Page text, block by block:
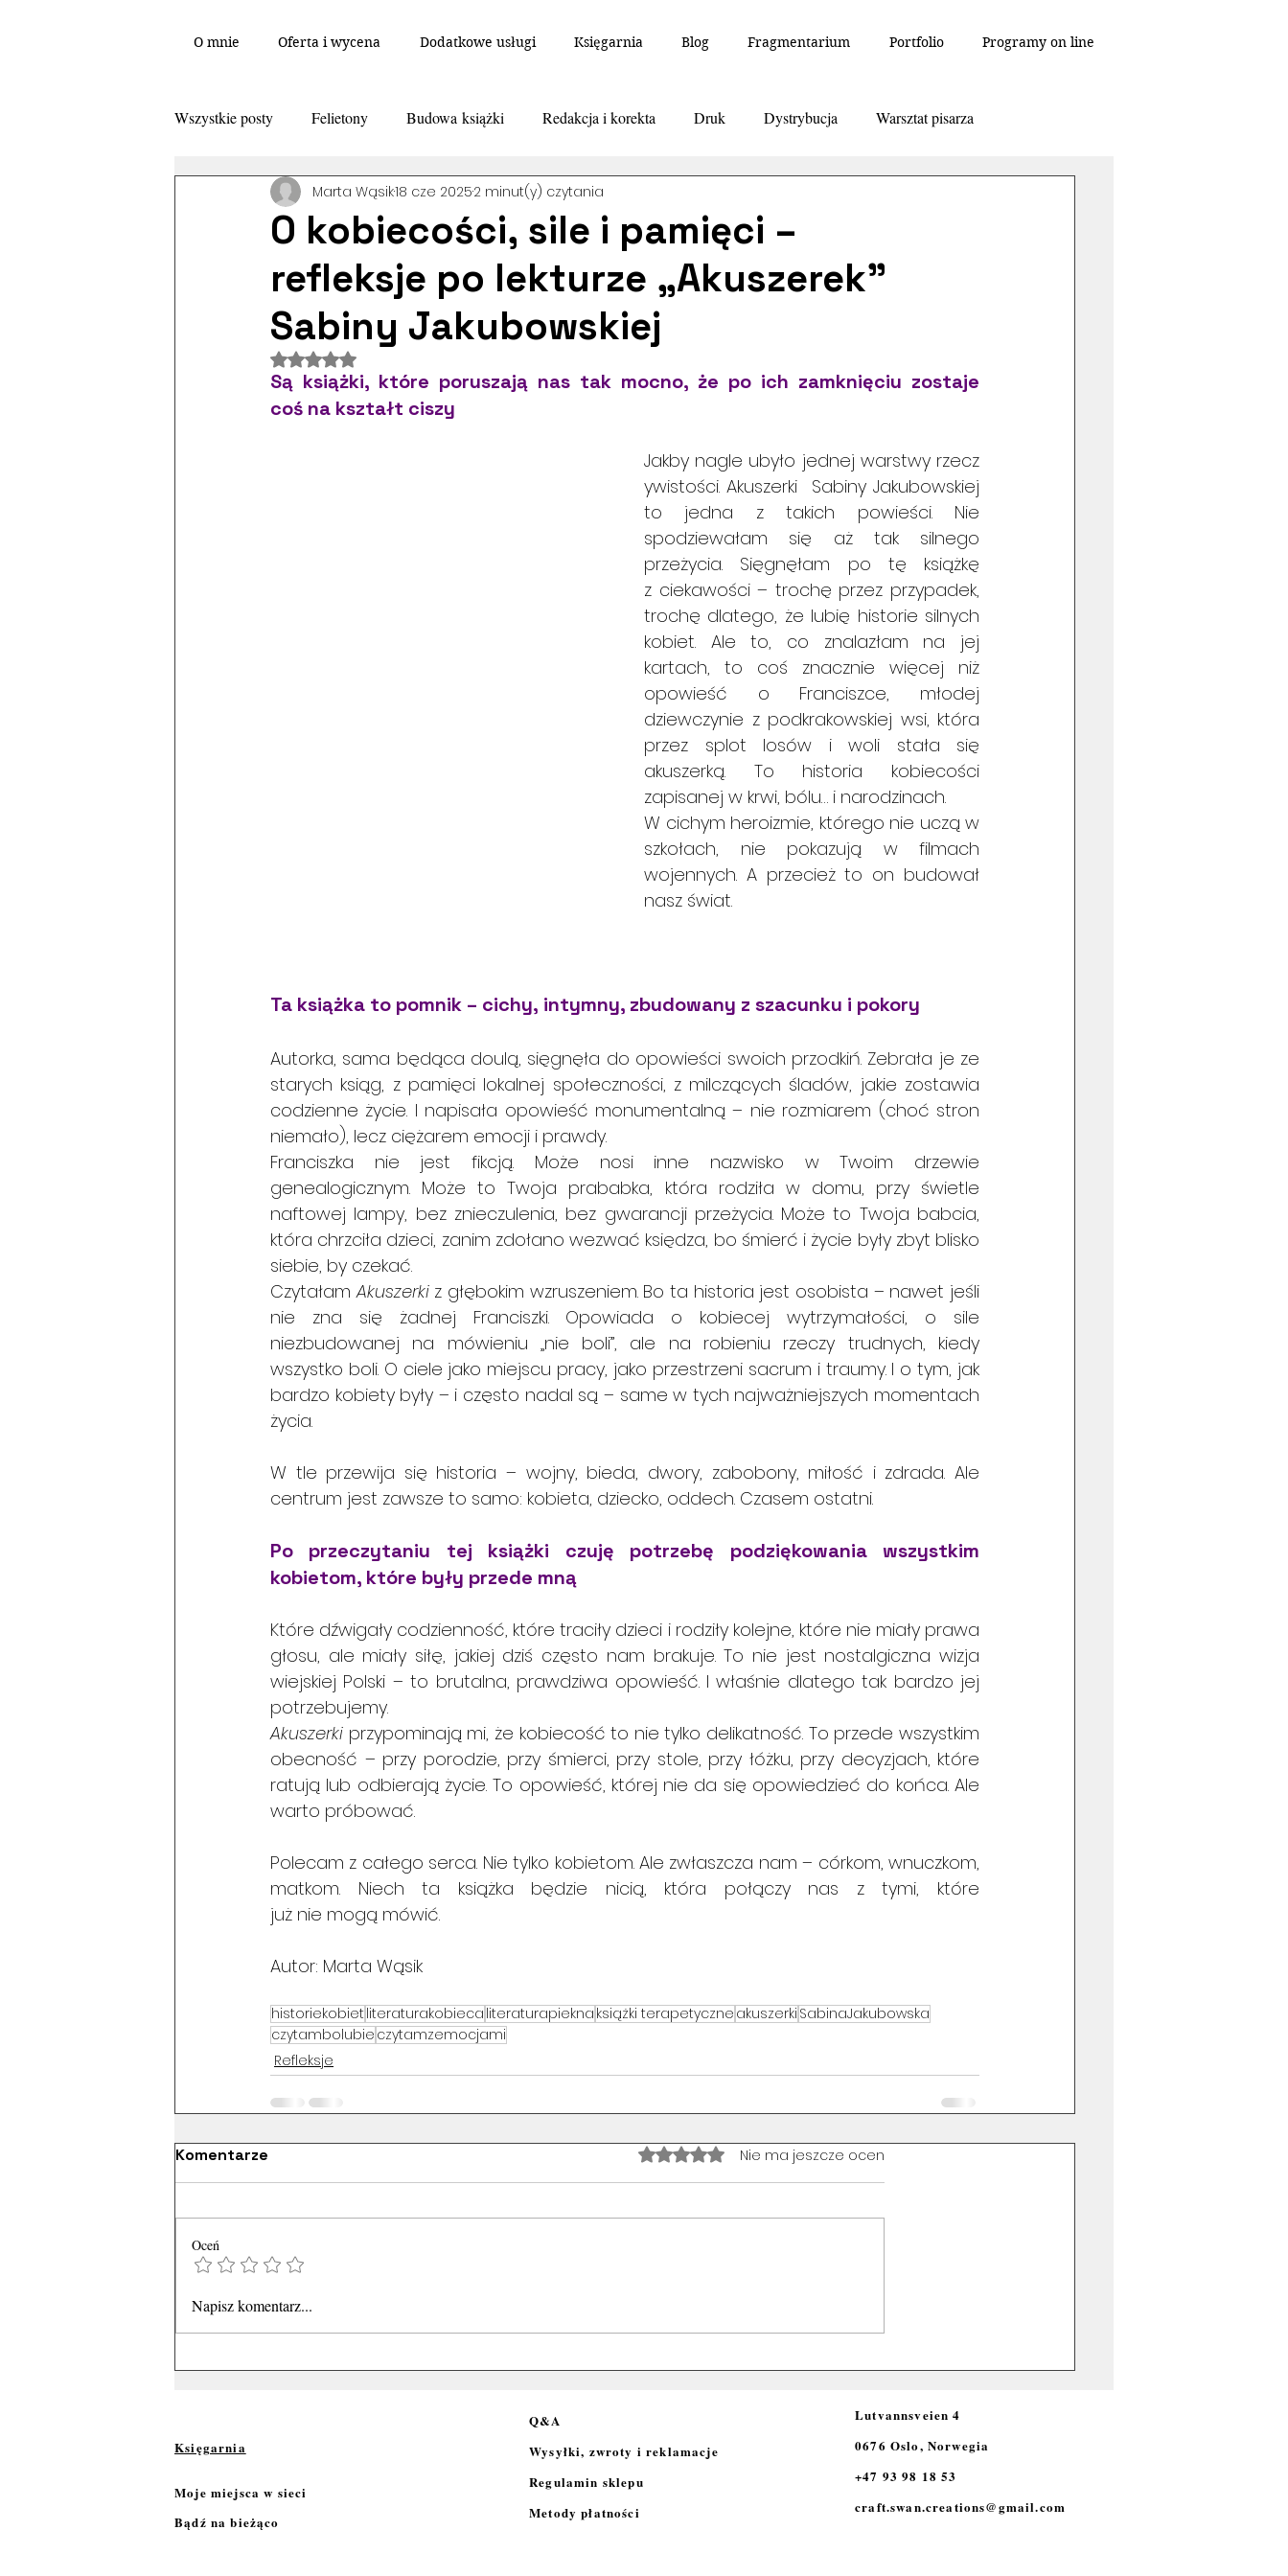
O mnie Oferta i wycena Dodatkowe usługi Księgarnia Blog Fragmentarium Portfolio Programy on line
Wszystkie posty Felietony Budowa książki Redakcja i korekta Druk Dystrybucja Warsztat pisarza
Marketing Wieczorowo o pisaniu i książkach Ciekawostki
"Fragmentarium" listopad 2025 "Fragmentarium" styczeń 2026 Inne artykuł Opowiadanie
Science Wierd fantasy Poezja
O kobiecości, sile i pamięci –
refleksje po lekturze „Akuszerek”
Sabiny Jakubowskiej
Marta Wąsik18 cze 20252 minut(y) czytania
Oceniono na NaN z 5 gwiazdek.
Są książki, które poruszają nas tak mocno, że po ich zamknięciu zostaje
coś na kształt ciszy
Jakby nagle ubyło jednej warstwy rzecz
ywistości. Akuszerki  Sabiny Jakubowskiej
to jedna z takich powieści. Nie
spodziewałam się aż tak silnego
przeżycia. Sięgnęłam po tę książkę
z ciekawości – trochę przez przypadek,
trochę dlatego, że lubię historie silnych
kobiet. Ale to, co znalazłam na jej
kartach, to coś znacznie więcej niż
opowieść o Franciszce, młodej
dziewczynie z podkrakowskiej wsi, która
przez splot losów i woli stała się
akuszerką. To historia kobiecości
zapisanej w krwi, bólu… i narodzinach.
W cichym heroizmie, którego nie uczą w
szkołach, nie pokazują w filmach
wojennych. A przecież to on budował
nasz świat.
Ta książka to pomnik – cichy, intymny, zbudowany z szacunku i pokory
Autorka, sama będąca doulą, sięgnęła do opowieści swoich przodkiń. Zebrała je ze
starych ksiąg, z pamięci lokalnej społeczności, z milczących śladów, jakie zostawia
codzienne życie. I napisała opowieść monumentalną – nie rozmiarem (choć stron
niemało), lecz ciężarem emocji i prawdy.
Franciszka nie jest fikcją. Może nosi inne nazwisko w Twoim drzewie
genealogicznym. Może to Twoja prababka, która rodziła w domu, przy świetle
naftowej lampy, bez znieczulenia, bez gwarancji przeżycia. Może to Twoja babcia,
która chrzciła dzieci, zanim zdołano wezwać księdza, bo śmierć i życie były zbyt blisko
siebie, by czekać.
Czytałam Akuszerki z głębokim wzruszeniem. Bo ta historia jest osobista – nawet jeśli
nie zna się żadnej Franciszki. Opowiada o kobiecej wytrzymałości, o sile
niezbudowanej na mówieniu „nie boli”, ale na robieniu rzeczy trudnych, kiedy
wszystko boli. O ciele jako miejscu pracy, jako przestrzeni sacrum i traumy. I o tym, jak
bardzo kobiety były – i często nadal są – same w tych najważniejszych momentach
życia.
W tle przewija się historia – wojny, bieda, dwory, zabobony, miłość i zdrada. Ale
centrum jest zawsze to samo: kobieta, dziecko, oddech. Czasem ostatni.
Po przeczytaniu tej książki czuję potrzebę podziękowania wszystkim
kobietom, które były przede mną
Które dźwigały codzienność, które traciły dzieci i rodziły kolejne, które nie miały prawa
głosu, ale miały siłę, jakiej dziś często nam brakuje. To nie jest nostalgiczna wizja
wiejskiej Polski – to brutalna, prawdziwa opowieść. I właśnie dlatego tak bardzo jej
potrzebujemy.
Akuszerki przypominają mi, że kobiecość to nie tylko delikatność. To przede wszystkim
obecność – przy porodzie, przy śmierci, przy stole, przy łóżku, przy decyzjach, które
ratują lub odbierają życie. To opowieść, której nie da się opowiedzieć do końca. Ale
warto próbować.
Polecam z całego serca. Nie tylko kobietom. Ale zwłaszcza nam – córkom, wnuczkom,
matkom. Niech ta książka będzie nicią, która połączy nas z tymi, które
już nie mogą mówić.
Autor: Marta Wąsik
historiekobiet literaturakobieca literaturapiekna książki terapetyczne akuszerki SabinaJakubowska
czytambolubie czytamzemocjami
Refleksje
Komentarze Oceniono na 0 z 5 gwiazdek.
Nie ma jeszcze ocen
Oceń
Napisz komentarz...
Księgarnia
Moje miejsca w sieci
Bądź na bieżąco
Q&A
Wysyłki, zwroty i reklamacje
Regulamin sklepu
Metody płatności
Lutvannsveien 4
0676 Oslo, Norwegia
+47 93 98 18 53
craft.swan.creations@gmail.com